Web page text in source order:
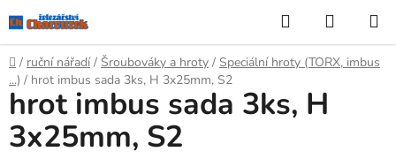
na
obsah
Hledat
KOŠÍK
Domů
/ ruční nářadí / Šroubováky a hroty / Speciální hroty (TORX, imbus
...) / hrot imbus sada 3ks, H 3x25mm, S2
hrot imbus sada 3ks, H
3x25mm, S2